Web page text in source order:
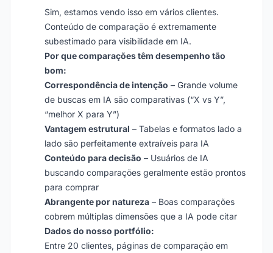
Sim, estamos vendo isso em vários clientes.
Conteúdo de comparação é extremamente
subestimado para visibilidade em IA.
Por que comparações têm desempenho tão
bom:
Correspondência de intenção – Grande volume
de buscas em IA são comparativas (“X vs Y”,
“melhor X para Y”)
Vantagem estrutural – Tabelas e formatos lado a
lado são perfeitamente extraíveis para IA
Conteúdo para decisão – Usuários de IA
buscando comparações geralmente estão prontos
para comprar
Abrangente por natureza – Boas comparações
cobrem múltiplas dimensões que a IA pode citar
Dados do nosso portfólio:
Entre 20 clientes, páginas de comparação em